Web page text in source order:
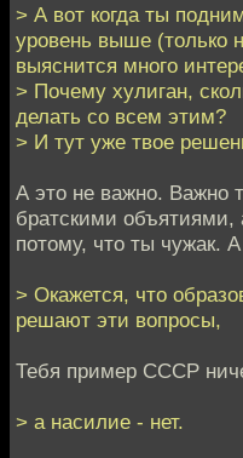
> А вот когда ты
уровень выше (только
выяснится много
> Почему хулиган,
делать со всем этим?
> И тут уже твое
А это не важно. Важно
братскими
потому, что ты чужак.
> Окажется, что
решают эти вопросы,
Тебя пример СССР
> а насилие - нет.